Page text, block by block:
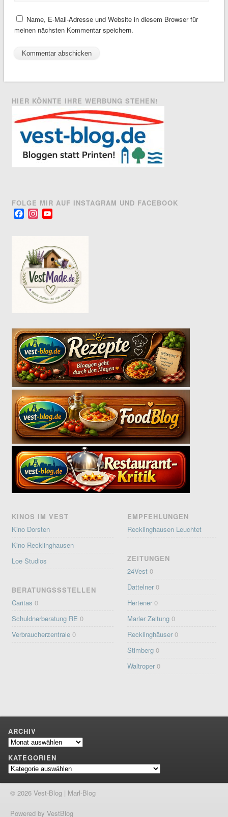
Name, E-Mail-Adresse und Website in diesem Browser für
meinen nächsten Kommentar speichern.
HIER KÖNNTE IHRE WERBUNG STEHEN!
FOLGE MIR AUF INSTAGRAM UND FACEBOOK
FacebookInstagram
KINOS IM VEST
Kino Dorsten
Kino Recklinghausen
Loe Studios
BERATUNGSSSTELLEN
Caritas 0
Schuldnerberatung RE 0
Verbraucherzentrale 0
EMPFEHLUNGEN
Recklinghausen Leuchtet
ZEITUNGEN
24Vest 0
Dattelner 0
Hertener 0
Marler Zeitung 0
Recklinghäuser 0
Stimberg 0
Waltroper 0
ARCHIV
Archiv
KATEGORIEN
Kategorien
© 2026 Vest-Blog | Marl-Blog
Powered by VestBlog